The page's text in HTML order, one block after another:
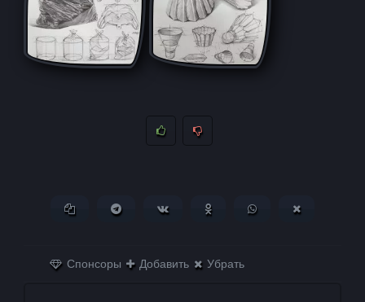
Копировать ссылкуПоделиться в Telegram
Поделиться ВКонтактеПоделиться в
Поделиться в
Спонсоры Добавить Убрать